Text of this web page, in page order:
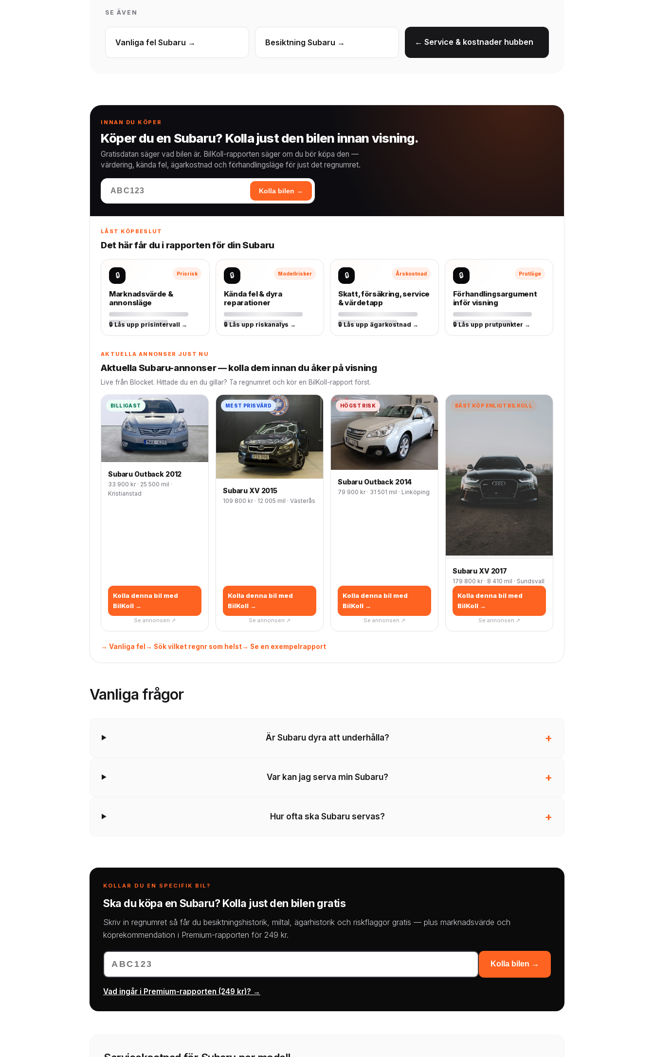
SE ÄVEN
Vanliga fel Subaru → Besiktning Subaru → ← Service & kostnader hubben
INNAN DU KÖPER
Köper du en Subaru? Kolla just den bilen innan visning.
Gratisdatan säger vad bilen är. BilKoll-rapporten säger om du bör köpa den —
värdering, kända fel, ägarkostnad och förhandlingsläge för just det regnumret.
Kolla bilen →
LÅST KÖPBESLUT
Det här får du i rapporten för din Subaru
🔒 Prisrisk
Marknadsvärde &
annonsläge
🔒 Lås upp prisintervall →
🔒 Modellrisker
Kända fel & dyra
reparationer
🔒 Lås upp riskanalys →
🔒 Årskostnad
Skatt, försäkring, service
& värdetapp
🔒 Lås upp ägarkostnad →
🔒 Prutläge
Förhandlingsargument
inför visning
🔒 Lås upp prutpunkter →
AKTUELLA ANNONSER JUST NU
Aktuella Subaru-annonser — kolla dem innan du åker på visning
Live från Blocket. Hittade du en du gillar? Ta regnumret och kör en BilKoll-rapport först.
BILLIGAST
Subaru Outback 2012
33 900 kr · 25 500 mil ·
Kristianstad
Kolla denna bil med
BilKoll →
Se annonsen ↗
MEST PRISVÄRD
Subaru XV 2015
109 800 kr · 12 005 mil · Västerås
Kolla denna bil med
BilKoll →
Se annonsen ↗
HÖGST RISK
Subaru Outback 2014
79 900 kr · 31 501 mil · Linköping
Kolla denna bil med
BilKoll →
Se annonsen ↗
BÄST KÖP ENLIGT BILKOLL
Subaru XV 2017
179 800 kr · 8 410 mil · Sundsvall
Kolla denna bil med
BilKoll →
Se annonsen ↗
→ Vanliga fel→ Sök vilket regnr som helst→ Se en exempelrapport
Vanliga frågor
Är Subaru dyra att underhålla? +
Var kan jag serva min Subaru? +
Hur ofta ska Subaru servas? +
KOLLAR DU EN SPECIFIK BIL?
Ska du köpa en Subaru? Kolla just den bilen gratis
Skriv in regnumret så får du besiktningshistorik, miltal, ägarhistorik och riskflaggor gratis — plus marknadsvärde och
köprekommendation i Premium-rapporten för 249 kr.
Kolla bilen →
Vad ingår i Premium-rapporten (249 kr)? →